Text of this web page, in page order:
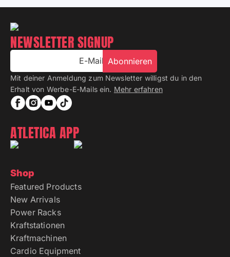
Shop
Featured Products
New Arrivals
Power Racks
Kraftstationen
Kraftmachinen
Cardio Equipment
NEWSLETTER SIGNUP
E-Mail Abonnieren
Mit deiner Anmeldung zum Newsletter willigst du in den
Erhalt von Werbe-E-Mails ein. Mehr erfahren
ATLETICA APP